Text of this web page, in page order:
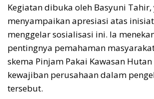
Kegiatan dibuka oleh Basyuni Tahir,
menyampaikan apresiasi atas
menggelar sosialisasi ini. Ia
pentingnya pemahaman
skema Pinjam Pakai Kawasan Hutan
kewajiban perusahaan dalam
tersebut.